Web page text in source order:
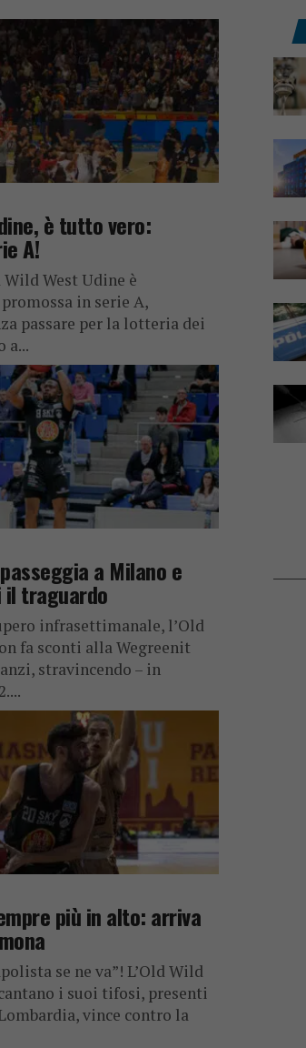
è tutto vero:
A!
Wild West Udine è
in serie A,
passare per la lotteria dei
a...
a Milano e
il traguardo
infrasettimanale, l’Old
fa sconti alla Wegreenit
stravincendo – in
più in alto: arriva
se ne va”! L’Old Wild
i suoi tifosi, presenti
vince contro la